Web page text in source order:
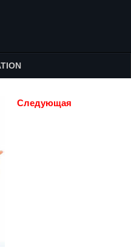
Следующая